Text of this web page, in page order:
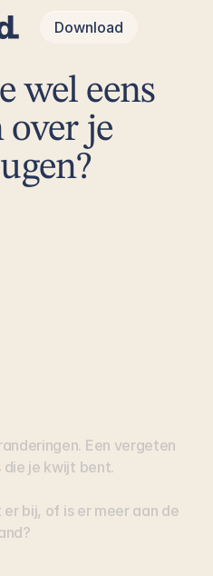
Download
wel eens
over je
Een vergeten
die je kwijt bent.
er bij, of is er meer aan de